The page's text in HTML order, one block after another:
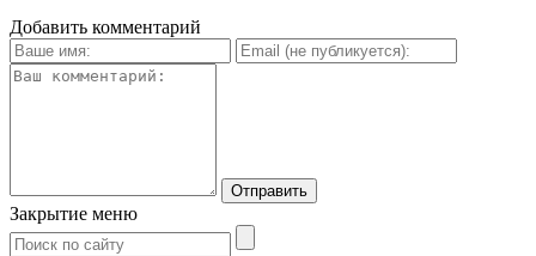
Добавить комментарий
Закрытие меню